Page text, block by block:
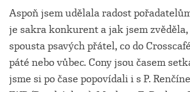
Aspoň jsem udělala radost
je sakra konkurent a jak jsem
spousta psavých přátel, co do
páté nebo vůbec. Cony jsou časem
jsme si po čase popovídali i s P.